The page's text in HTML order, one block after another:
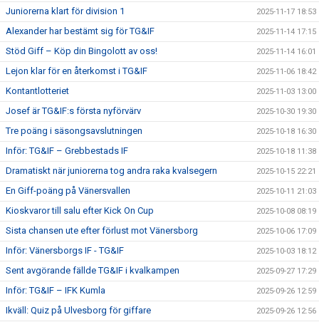
Juniorerna klart för division 1 2025-11-17 18:53
Alexander har bestämt sig för TG&IF 2025-11-14 17:15
Stöd Giff – Köp din Bingolott av oss! 2025-11-14 16:01
Lejon klar för en återkomst i TG&IF 2025-11-06 18:42
Kontantlotteriet 2025-11-03 13:00
Josef är TG&IF:s första nyförvärv 2025-10-30 19:30
Tre poäng i säsongsavslutningen 2025-10-18 16:30
Inför: TG&IF – Grebbestads IF 2025-10-18 11:38
Dramatiskt när juniorerna tog andra raka kvalsegern 2025-10-15 22:21
En Giff-poäng på Vänersvallen 2025-10-11 21:03
Kioskvaror till salu efter Kick On Cup 2025-10-08 08:19
Sista chansen ute efter förlust mot Vänersborg 2025-10-06 17:09
Inför: Vänersborgs IF - TG&IF 2025-10-03 18:12
Sent avgörande fällde TG&IF i kvalkampen 2025-09-27 17:29
Inför: TG&IF – IFK Kumla 2025-09-26 12:59
Ikväll: Quiz på Ulvesborg för giffare 2025-09-26 12:56